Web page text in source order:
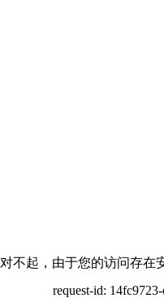
对不起，由于您的访问存在
request-id: